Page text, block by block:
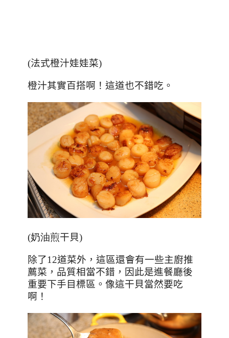
(法式橙汁娃娃菜)
橙汁其實百搭啊！這道也不錯吃。
(奶油煎干貝)
除了12道菜外，這區還會有一些主廚推
薦菜，品質相當不錯，因此是進餐廳後
重要下手目標區。像這干貝當然要吃
啊！